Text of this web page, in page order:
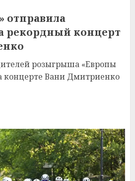
отправила
рекордный концерт
розыгрыша «Европы
концерте Вани Дмитриенко